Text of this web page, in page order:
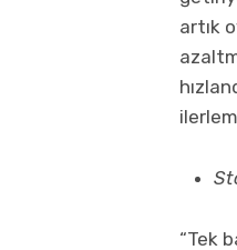
artık
“Tek